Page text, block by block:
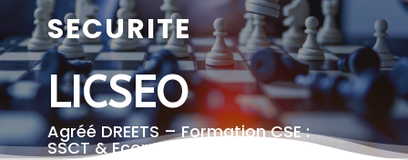
SECURITE
LICSEO
Agréé DREETS – Formation CSE :
SSCT & Economique